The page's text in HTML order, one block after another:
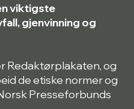
viktigste
gjenvinning og
Redaktørplakaten, og
de etiske normer og
Presseforbunds